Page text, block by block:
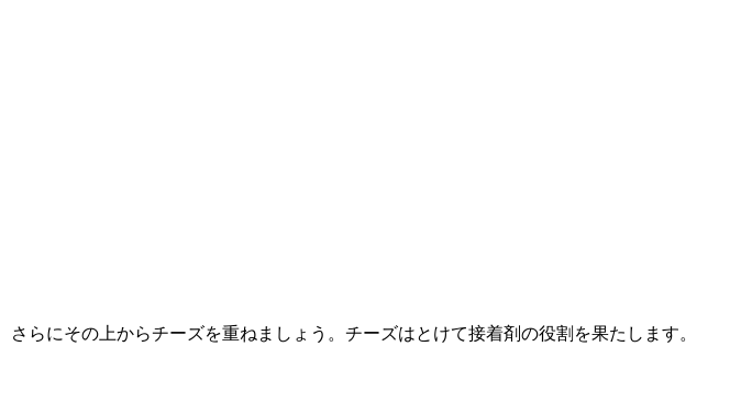
らにその上からチーズを重ねましょう。チーズはとけて接着剤の役割を果たします。